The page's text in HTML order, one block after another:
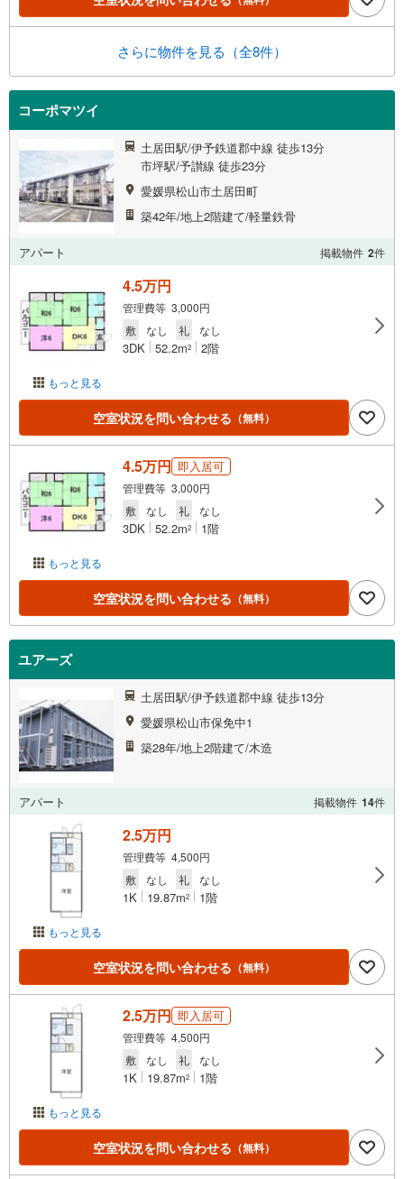
さらに物件を見る（全8件）
コーポマツイ
土居田駅/伊予鉄道郡中線 徒歩13分
市坪駅/予讃線 徒歩23分
愛媛県松山市土居田町
築42年/地上2階建て/軽量鉄骨
アパート 掲載物件 2件
もっと見る
4.5万円
管理費等 3,000円
敷
なし 礼 なし
3DK 52.2m2 2階
空室状況を問い合わせる （無料）
もっと見る
4.5万円 即入居可
管理費等 3,000円
敷
なし 礼 なし
3DK 52.2m2 1階
空室状況を問い合わせる （無料）
ユアーズ
土居田駅/伊予鉄道郡中線 徒歩13分
愛媛県松山市保免中1
築28年/地上2階建て/木造
アパート 掲載物件 14件
もっと見る
2.5万円
管理費等 4,500円
敷
なし 礼 なし
1K 19.87m2 1階
空室状況を問い合わせる （無料）
もっと見る
2.5万円 即入居可
管理費等 4,500円
敷
なし 礼 なし
1K 19.87m2 1階
空室状況を問い合わせる （無料）